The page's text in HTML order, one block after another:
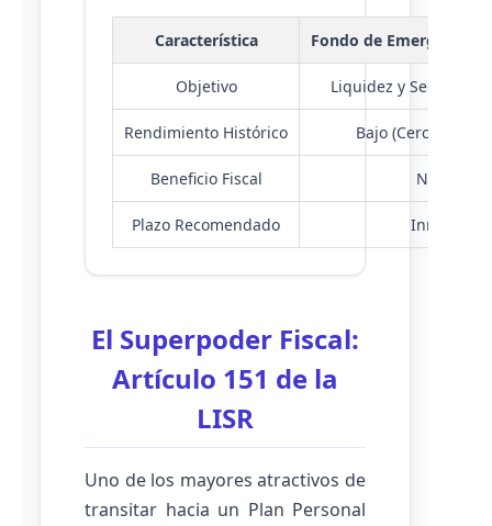
Característica Fondo de Emergencia
Objetivo Liquidez y
Rendimiento Histórico Bajo (Cercano a
Beneficio Fiscal Ninguno
Plazo Recomendado Inmediato
El Superpoder Fiscal:
Artículo 151 de la
LISR
Uno de los mayores atractivos de
transitar hacia un Plan Personal